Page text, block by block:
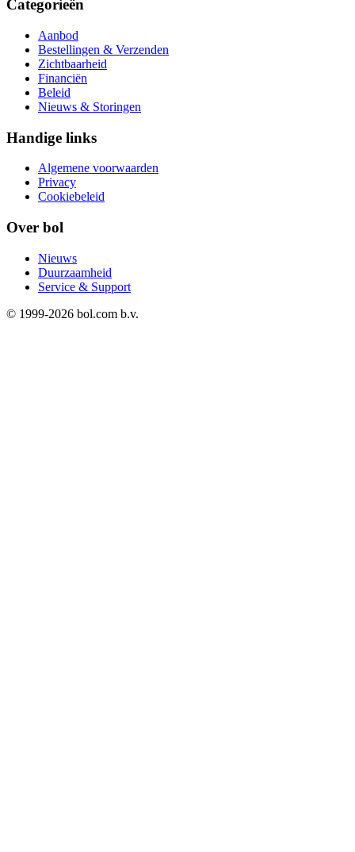
Categorieën
Aanbod
Bestellingen & Verzenden
Zichtbaarheid
Financiën
Beleid
Nieuws & Storingen
Handige links
Algemene voorwaarden
Privacy
Cookiebeleid
Over bol
Nieuws
Duurzaamheid
Service & Support
© 1999-2026 bol.com b.v.